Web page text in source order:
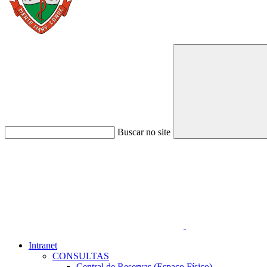
Buscar no site
Intranet
CONSULTAS